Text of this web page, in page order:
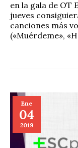
en la gala de OT
jueves
canciones más
(«Muérdeme»,
Ene
04
2019